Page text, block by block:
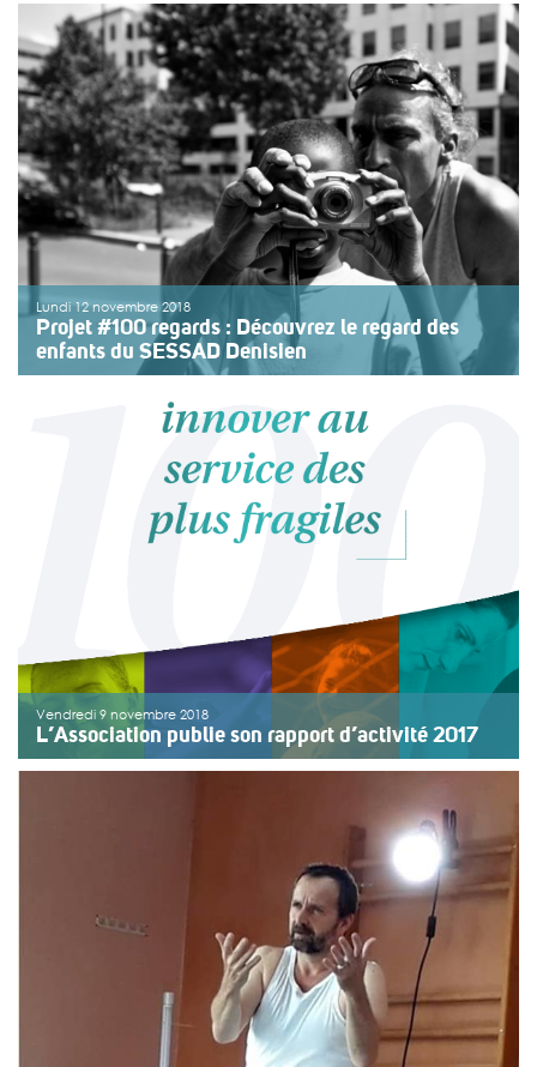
#GivingTuesday est un mouvement mondial qui
encourage et multiplie le don, l’engagement et la
solidarité. Il y aura lieu le 27 Novembre 2018 ! Apparu
aux Etats-Unis en 2012, Giving Tuesday permet aux
individus, aux organisations et aux communautés à […]
>>Lire la suite
Lundi 12 novembre 2018
Projet #100 regards : Découvrez le regard des
enfants du SESSAD Denisien
Dans le cadre du projet #100regards, découvrez le
reportage photographique réalisé par les enfants et les
professionnels du SESSAD Denisien situé à Saint-Denis.
Cet établissement accueille des enfants, des
adolescents et des jeunes adultes avec troubles du
Vendredi 9 novembre 2018
L’Association publie son rapport d’activité 2017
ce rapport dans une dimension particulière, riche de
souvenirs et de projets pour l’avenir. Le rapport
d’activité est présenté au travers de 100 faits marquants
réalisés en 2017 organisés selon les […]